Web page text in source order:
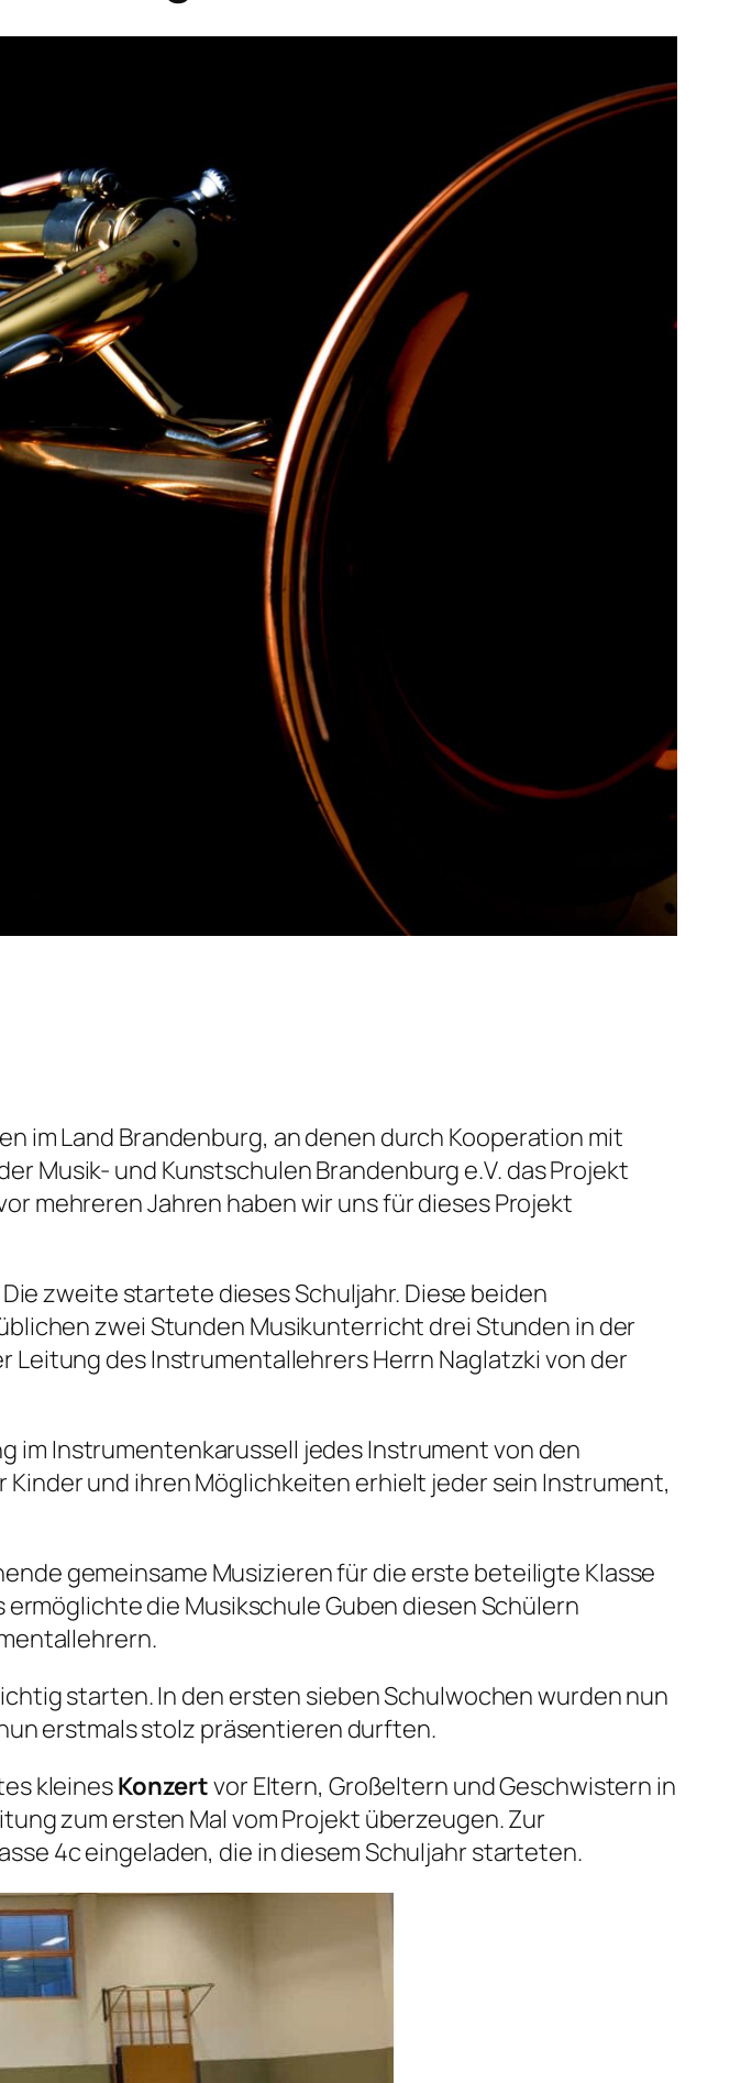
im Land Brandenburg, an denen durch Kooperation mit
Musik- und Kunstschulen Brandenburg e.V. das Projekt
mehreren Jahren haben wir uns für dieses Projekt
zweite startete dieses Schuljahr. Diese beiden
zwei Stunden Musikunterricht drei Stunden in der
des Instrumentallehrers Herrn Naglatzki von der
im Instrumentenkarussell jedes Instrument von den
und ihren Möglichkeiten erhielt jeder sein Instrument,
gemeinsame Musizieren für die erste beteiligte Klasse
die Musikschule Guben diesen Schülern
starten. In den ersten sieben Schulwochen wurden nun
erstmals stolz präsentieren durften.
kleinesKonzertvor Eltern, Großeltern und Geschwistern in
zum ersten Mal vom Projekt überzeugen. Zur
4c eingeladen, die in diesem Schuljahr starteten.